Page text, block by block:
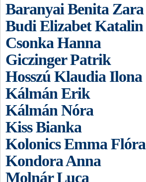
Baranyai Benita Zara
Budi Elizabet Katalin
Csonka Hanna
Giczinger Patrik
Hosszú Klaudia Ilona
Kálmán Erik
Kálmán Nóra
Kiss Bianka
Kolonics Emma Flóra
Kondora Anna
Molnár Luca